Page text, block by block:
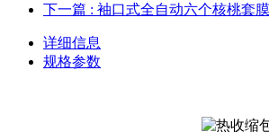
下一篇 : 袖口式全自动六个核桃套
详细信息
规格参数